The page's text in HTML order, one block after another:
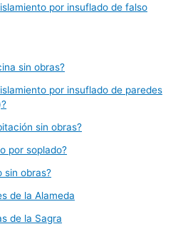
por insuflado de falso
sin obras?
por insuflado de paredes
sin obras?
por soplado?
sin obras?
de la Alameda
de la Sagra